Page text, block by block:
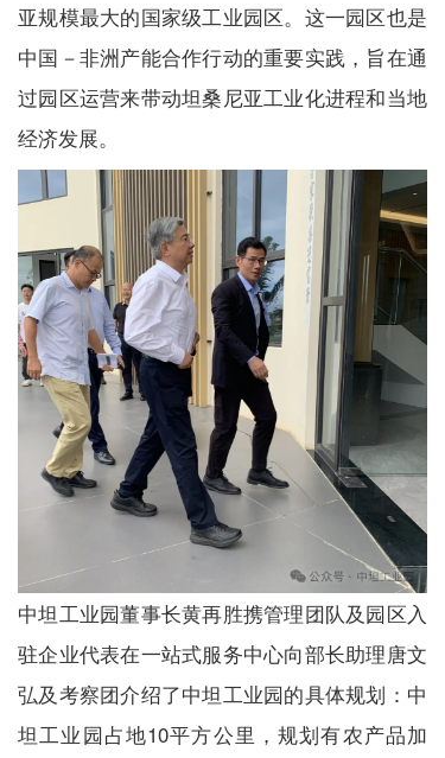
亚规模最大的国家级工业园区。这一园区也是
中国－非洲产能合作行动的重要实践，旨在通
过园区运营来带动坦桑尼亚工业化进程和当地
经济发展。
中坦工业园董事长黄再胜携管理团队及园区入
驻企业代表在一站式服务中心向部长助理唐文
弘及考察团介绍了中坦工业园的具体规划：中
坦工业园占地10平方公里，规划有农产品加